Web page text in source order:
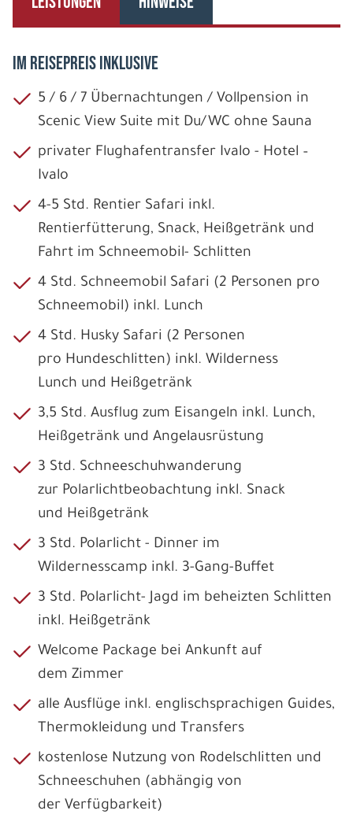
IM REISEPREIS INKLUSIVE
5 / 6 / 7 Übernachtungen / Vollpension in
Scenic View Suite mit Du/WC ohne Sauna
privater Flughafentransfer Ivalo - Hotel –
Ivalo
4-5 Std. Rentier Safari inkl.
Rentierfütterung, Snack, Heißgetränk und
Fahrt im Schneemobil- Schlitten
4 Std. Schneemobil Safari (2 Personen pro
Schneemobil) inkl. Lunch
4 Std. Husky Safari (2 Personen
pro Hundeschlitten) inkl. Wilderness
Lunch und Heißgetränk
3,5 Std. Ausflug zum Eisangeln inkl. Lunch,
Heißgetränk und Angelausrüstung
3 Std. Schneeschuhwanderung
zur Polarlichtbeobachtung inkl. Snack
und Heißgetränk
3 Std. Polarlicht - Dinner im
Wildernesscamp inkl. 3-Gang-Buffet
3 Std. Polarlicht- Jagd im beheizten Schlitten
inkl. Heißgetränk
Welcome Package bei Ankunft auf
dem Zimmer
alle Ausflüge inkl. englischsprachigen Guides,
Thermokleidung und Transfers
kostenlose Nutzung von Rodelschlitten und
Schneeschuhen (abhängig von
der Verfügbarkeit)